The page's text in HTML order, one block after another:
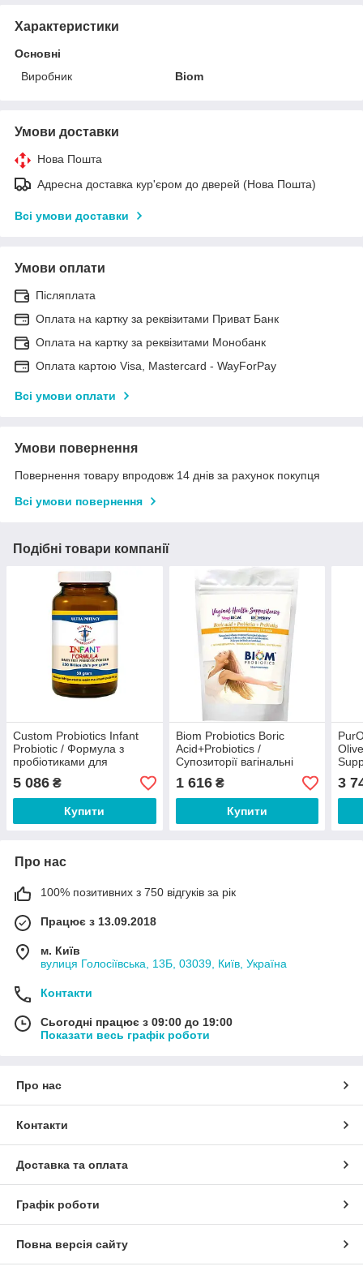
Характеристики
Основні
Виробник
Biom
Умови доставки
Нова Пошта
Адресна доставка кур'єром до дверей (Нова Пошта)
Всі умови доставки
Умови оплати
Післяплата
Оплата на картку за реквізитами Приват Банк
Оплата на картку за реквізитами Монобанк
Оплата картою Visa, Mastercard - WayForPay
Всі умови оплати
Умови повернення
Повернення товару впродовж 14 днів за рахунок покупця
Всі умови повернення
Подібні товари компанії
Custom Probiotics Infant
Probiotic / Формула з
пробіотиками для
немовлят 50гр
5 086 ₴
Купити
Biom Probiotics Boric
Acid+Probiotics /
Супозиторії вагінальні
борна кислота +
пробіотики 10 шт.
1 616₴
Купити
з
3
Про нас
100% позитивних з 750 відгуків за рік
Працює з 13.09.2018
м. Київ
вулиця Голосіївська, 13Б, 03039, Київ, Україна
Контакти
Сьогодні працює з 09:00 до 19:00
Показати весь графік роботи
Про нас
Контакти
Доставка та оплата
Графік роботи
Повна версія сайту